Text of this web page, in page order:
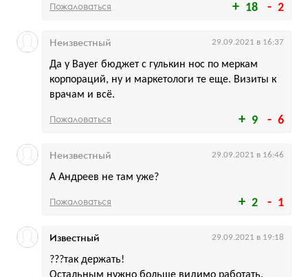
18 2
Пожаловаться
9 6
Да у Bayer бюджет с гулькин нос по меркам
корпораций, ну и маркетологи те еще. Визиты к
врачам и всё.
Неизвестный 29.09.2021 в 16:37
Пожаловаться
2 1
А Андреев не там уже?
Неизвестный 29.09.2021 в 16:46
Пожаловаться
???так держать!
Известный 29.09.2021 в 19:18